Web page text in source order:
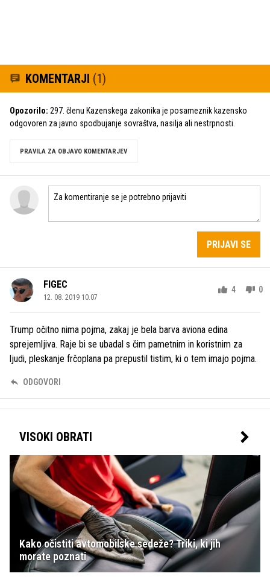
KOMENTARJI (1)
Opozorilo: 297. členu Kazenskega zakonika je posameznik kazensko
odgovoren za javno spodbujanje sovraštva, nasilja ali nestrpnosti.
PRAVILA ZA OBJAVO KOMENTARJEV
PRIJAVI SE
FIGEC
12. 08. 2019 10.07
4 0
Trump očitno nima pojma, zakaj je bela barva aviona edina
sprejemljiva. Raje bi se ubadal s čim pametnim in koristnim za
ljudi, pleskanje frčoplana pa prepustil tistim, ki o tem imajo pojma.
ODGOVORI
VISOKI OBRATI
Kako očistiti avtomobilske sedeže? Triki, ki jih
morate poznati